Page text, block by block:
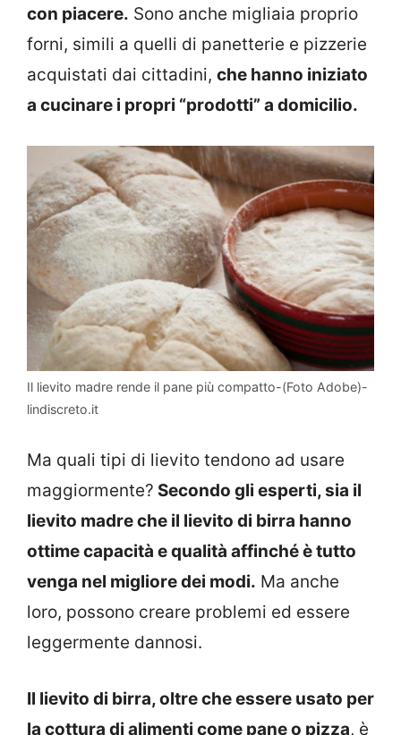
con piacere. Sono anche migliaia proprio
forni, simili a quelli di panetterie e pizzerie
acquistati dai cittadini, che hanno iniziato
a cucinare i propri “prodotti” a domicilio.
Il lievito madre rende il pane più compatto-(Foto Adobe)-
lindiscreto.it
Ma quali tipi di lievito tendono ad usare
maggiormente? Secondo gli esperti, sia il
lievito madre che il lievito di birra hanno
ottime capacità e qualità affinché è tutto
venga nel migliore dei modi. Ma anche
loro, possono creare problemi ed essere
leggermente dannosi.
Il lievito di birra, oltre che essere usato per
la cottura di alimenti come pane o pizza, è